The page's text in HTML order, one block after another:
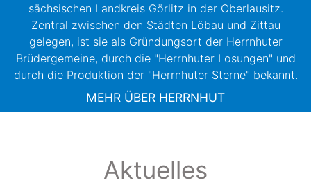
sächsischen Landkreis Görlitz in der Oberlausitz.
Zentral zwischen den Städten Löbau und Zittau
gelegen, ist sie als Gründungsort der Herrnhuter
Brüdergemeine, durch die "Herrnhuter Losungen" und
durch die Produktion der "Herrnhuter Sterne" bekannt.
MEHR ÜBER HERRNHUT
Aktuelles